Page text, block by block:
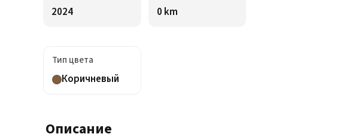
2024 0 km
Тип цвета
Коричневый
Описание